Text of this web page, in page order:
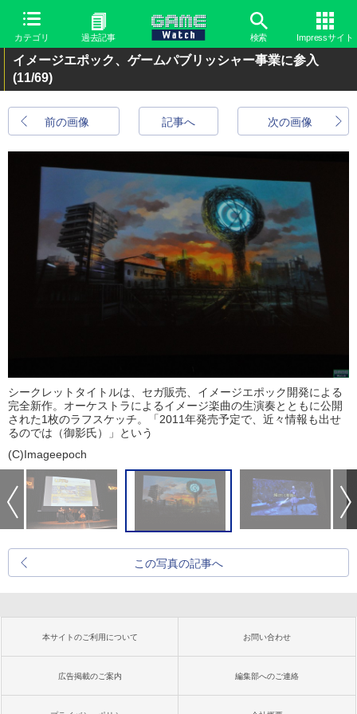
カテゴリ 過去記事 検索 Impressサイト
イメージエポック、ゲームパブリッシャー事業に参入
(11/69)
前の画像 次の画像
記事へ
シークレットタイトルは、セガ販売、イメージエポック開発による
完全新作。オーケストラによるイメージ楽曲の生演奏とともに公開
された1枚のラフスケッチ。「2011年発売予定で、近々情報も出せ
るのでは（御影氏）」という
(C)Imageepoch
この写真の記事へ
本サイトのご利用について お問い合わせ
広告掲載のご案内 編集部へのご連絡